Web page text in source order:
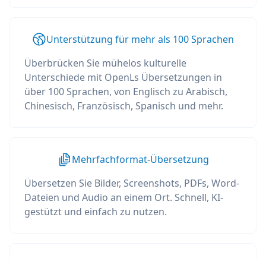
Unterstützung für mehr als 100 Sprachen
Überbrücken Sie mühelos kulturelle
Unterschiede mit OpenLs Übersetzungen in
über 100 Sprachen, von Englisch zu Arabisch,
Chinesisch, Französisch, Spanisch und mehr.
Mehrfachformat-Übersetzung
Übersetzen Sie Bilder, Screenshots, PDFs, Word-
Dateien und Audio an einem Ort. Schnell, KI-
gestützt und einfach zu nutzen.